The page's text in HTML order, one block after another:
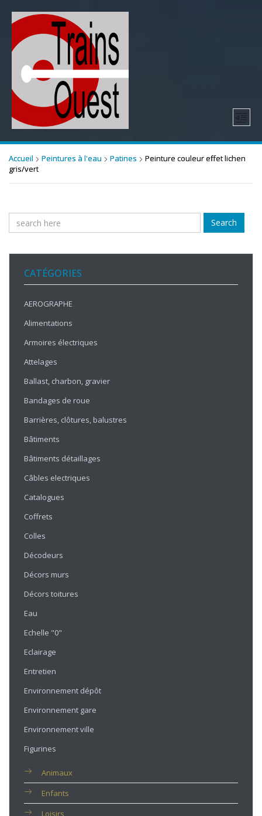
Accueil Peintures à l'eau Patines
Peinture couleur effet lichen
gris/vert
Search
CATÉGORIES
AEROGRAPHE
Alimentations
Armoires électriques
Attelages
Ballast, charbon, gravier
Bandages de roue
Barrières, clôtures, balustres
Bâtiments
Bâtiments détaillages
Câbles electriques
Catalogues
Coffrets
Colles
Décodeurs
Décors murs
Décors toitures
Eau
Echelle "0"
Eclairage
Entretien
Environnement dépôt
Environnement gare
Environnement ville
Figurines
Animaux
Enfants
Loisirs